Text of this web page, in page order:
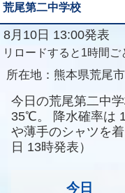
荒尾第二中学校
8月10日 13:00発表
リロードすると1時間ご
所在地： 熊本県荒尾
今日の荒尾第二中
35℃。
降水確率は
や薄手のシャツを
日 13時発表）
今日